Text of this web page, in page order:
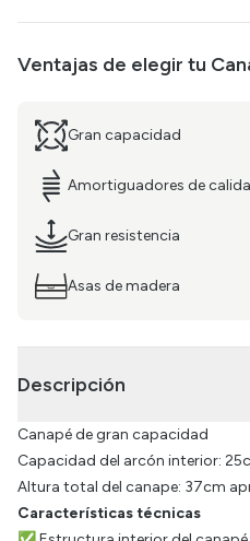
Ventajas de elegir tu
Gran capacidad
Amortiguadores de
Gran resistencia
Asas de madera
Descripción
Canapé de gran capacidad
Capacidad del arcón interior:
Altura total del canape: 37cm
Características técnicas